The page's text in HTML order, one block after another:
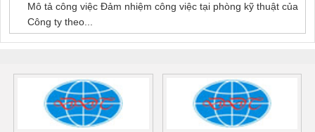
Mô tả công việc Đảm nhiệm công việc tại phòng kỹ thuật của
Công ty theo...